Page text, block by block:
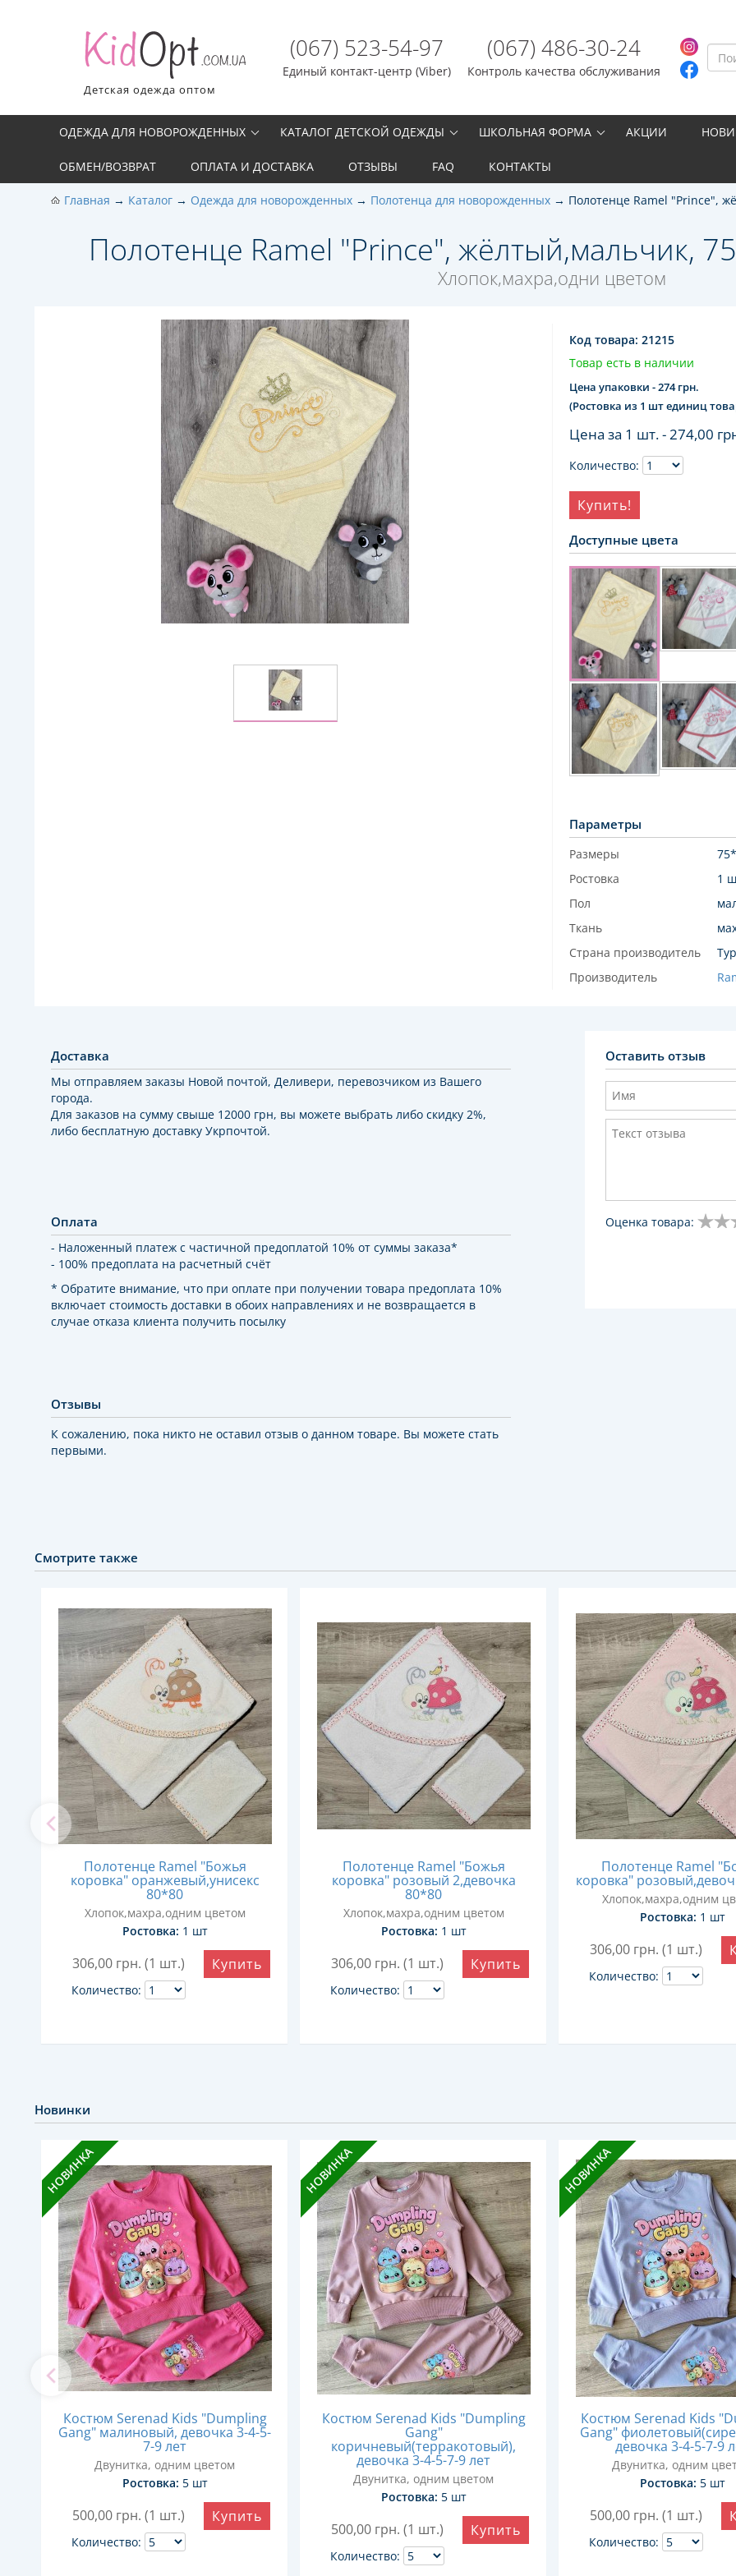
Детская одежда оптом
(067) 523-54-97
Единый контакт-центр (Viber)
(067) 486-30-24
Контроль качества обслуживания
ОДЕЖДА ДЛЯ НОВОРОЖДЕННЫХ КАТАЛОГ ДЕТСКОЙ ОДЕЖДЫ ШКОЛЬНАЯ ФОРМА АКЦИИ
ОБМЕН/ВОЗВРАТ ОПЛАТА И ДОСТАВКА ОТЗЫВЫ FAQ КОНТАКТЫ
Главная Каталог Одежда для новорожденных Полотенца для новорожденных Полотенце Ramel "Prince",
Полотенце Ramel "Prince", жёлтый,мальчик,
Хлопок,махра,одни цветом
Код товара: 21215
Товар есть в наличии
Цена упаковки - 274 грн.
(Ростовка из 1 шт единиц
Цена за 1 шт. -274,00
Количество:
Купить!
Доступные цвета
Параметры
Размеры
Ростовка
1
Пол
Ткань
Страна производитель
Производитель
Доставка
Мы отправляем заказы Новой почтой, Деливери, перевозчиком из Вашего
города.
Для заказов на сумму свыше 12000 грн, вы можете выбрать либо скидку 2%,
либо бесплатную доставку Укрпочтой.
Оплата
- Наложенный платеж с частичной предоплатой 10% от суммы заказа*
- 100% предоплата на расчетный счёт
* Обратите внимание, что при оплате при получении товара предоплата 10%
включает стоимость доставки в обоих направлениях и не возвращается в
случае отказа клиента получить посылку
Отзывы
К сожалению, пока никто не оставил отзыв о данном товаре. Вы можете стать
первыми.
Оставить отзыв
Оценка товара:
Смотрите также
Полотенце Ramel "Божья
коровка" оранжевый,унисекс
80*80
Хлопок,махра,одним цветом
Ростовка: 1 шт
306,00 грн. (1 шт.)
Количество:
Купить
Полотенце Ramel "Божья
коровка" розовый 2,девочка
80*80
Хлопок,махра,одним цветом
Ростовка: 1 шт
306,00 грн. (1 шт.)
Количество:
Купить
Полотенце Ramel
коровка"
Хлопок,махра,одним
Ростовка: 1 шт
306,00 грн. (1 шт.)
Количество:
Новинки
НОВИНКА
Костюм Serenad Kids "Dumpling
Gang" малиновый, девочка 3-4-5-
7-9 лет
Двунитка, одним цветом
Ростовка: 5 шт
500,00 грн. (1 шт.)
Количество:
Купить
НОВИНКА
Костюм Serenad Kids "Dumpling
Gang"
коричневый(терракотовый),
девочка 3-4-5-7-9 лет
Двунитка, одним цветом
Ростовка: 5 шт
500,00 грн. (1 шт.)
Количество:
Купить
НОВИНКА
Костюм Serenad Kids
Gang"
девочка 3-4-5-7-9
Двунитка, одним
Ростовка: 5 шт
500,00 грн. (1 шт.)
Количество: